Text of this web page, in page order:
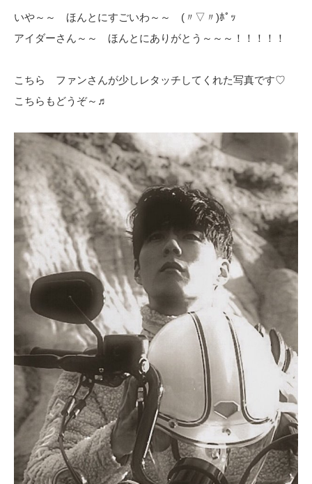
いや～～ ほんとにすごいわ～～ (〃▽〃)ﾎﾟｯ
アイダーさん～～ ほんとにありがとう～～～！！！！！
こちら ファンさんが少しレタッチしてくれた写真です♡
こちらもどうぞ～♬